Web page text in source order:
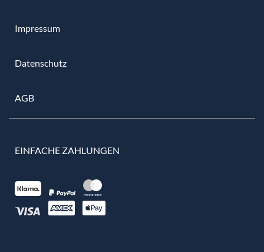
Impressum
Datenschutz
AGB
EINFACHE ZAHLUNGEN